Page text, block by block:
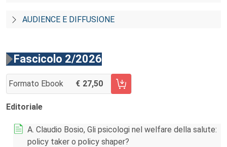
AUDIENCE E DIFFUSIONE
Fascicolo 2/2026
Formato Ebook 27,50
AGGIUNGI AL CARRELLO FASCICOLO 2/2026
Editoriale
A. Claudio Bosio, Gli psicologi nel welfare della salute:
policy taker o policy shaper?